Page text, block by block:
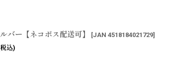
バー【ネコポス配送可】 [JAN 4518184021729]
込)